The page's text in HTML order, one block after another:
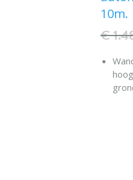
10m.
€